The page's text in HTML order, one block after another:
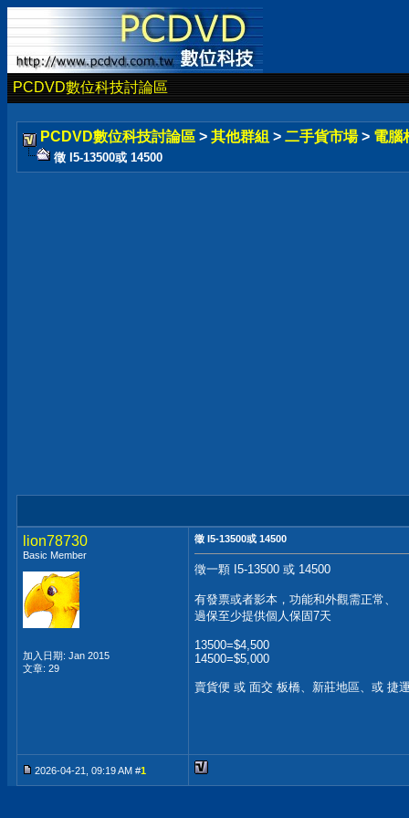
PCDVD數位科技討論區
PCDVD數位科技討論區 > 其他群組 > 二手貨市場 > 電腦
徵 I5-13500或 14500
lion78730
Basic Member
加入日期: Jan 2015
文章: 29
徵 I5-13500或 14500
徵一顆 I5-13500 或 14500
有發票或者影本，功能和外觀需正常、
過保至少提供個人保固7天
13500=$4,500
14500=$5,000
賣貨便 或 面交 板橋、新莊地區、或 捷
2026-04-21, 09:19 AM #1